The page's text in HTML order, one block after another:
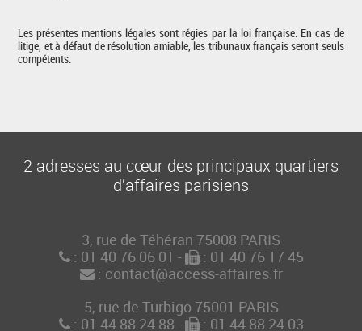
Les présentes mentions légales sont régies par la loi française. En cas de
litige, et à défaut de résolution amiable, les tribunaux français seront seuls
compétents.
2 adresses au cœur des principaux quartiers
d’affaires parisiens
3, rue de Téhéran 75008 PARIS
: 01 40 76 06 01 -
: 01 40 76 17 45
: contact@access-affaires.fr
5, rue de Turbigo 75001 PARIS
: 01 44 88 24 88 - : 01 44 88 24 03